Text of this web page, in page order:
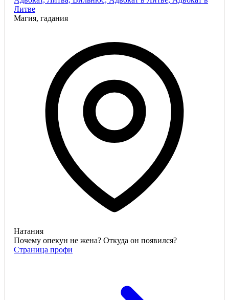
Литве
Магия, гадания
Натания
Почему опекун не жена? Откуда он появился?
Страница профи